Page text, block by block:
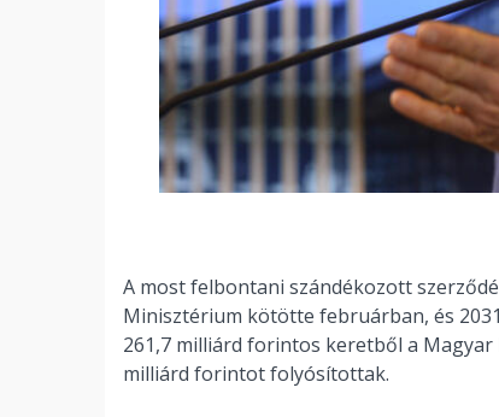
A most felbontani szándékozott
Minisztérium kötötte februárban, és
261,7 milliárd forintos keretből a
milliárd forintot folyósítottak.